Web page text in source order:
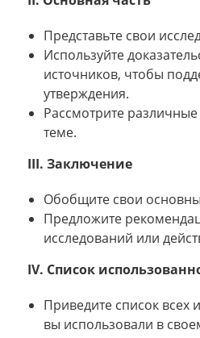
Представьте свои
Используйте
источников, чтобы
утверждения.
Рассмотрите
теме.
III. Заключение
Обобщите свои
Предложите
исследований или
IV. Список
Приведите список всех
вы использовали в